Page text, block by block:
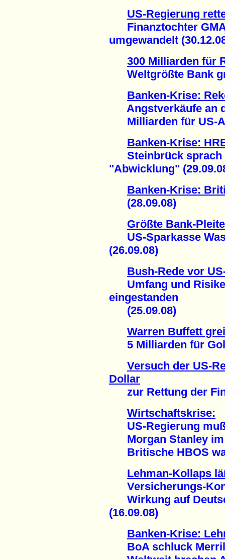
US-Regierung
Finanztochter
umgewandelt
300 Milliarden für
Weltgrößte Bank
Banken-Krise:
Angstverkäufe an
Milliarden für US-
Banken-Krise:
Steinbrück sprach
"Abwicklung"
Banken-Krise:
(28.09.08)
Größte Bank-
US-Sparkasse
(26.09.08)
Bush-Rede vor
Umfang und
eingestanden
(25.09.08)
Warren Buffett
5 Milliarden für
Versuch der US-
Dollar
zur Rettung der
Wirtschaftskrise:
US-Regierung
Morgan Stanley im
Britische HBOS
Lehman-Kollaps
Versicherungs-
Wirkung auf
(16.09.08)
Banken-Krise:
BoA schluck